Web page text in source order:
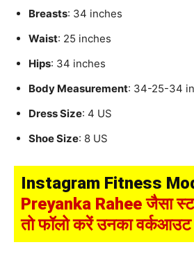
Breasts: 34 inches
Waist: 25 inches
Hips: 34 inches
Body Measurement: 34-25-34
Dress Size: 4 US
Shoe Size: 8 US
Instagram Fitness
Preyanka Rahee जैसा
तो फॉलो करें उनका